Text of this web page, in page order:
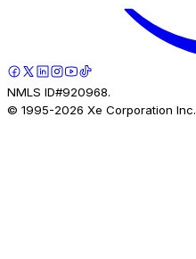
NMLS ID#920968.
© 1995-2026 Xe Corporation Inc.